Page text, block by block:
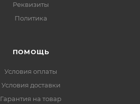
Реквизиты
Политика
ПОМОЩЬ
Условия оплаты
Условия доставки
Гарантия на товар